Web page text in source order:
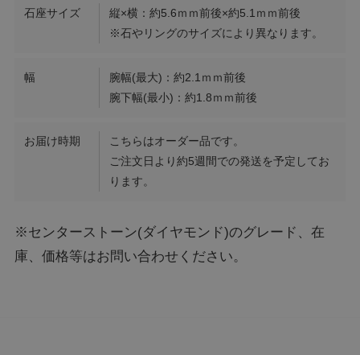
石座サイズ
縦×横：約5.6ｍｍ前後×約5.1ｍｍ前後
※石やリングのサイズにより異なります。
幅
腕幅(最大)：約2.1ｍｍ前後
腕下幅(最小)：約1.8ｍｍ前後
お届け時期
こちらはオーダー品です。
ご注文日より約5週間での発送を予定してお
ります。
※センターストーン(ダイヤモンド)のグレード、在
庫、価格等はお問い合わせください。